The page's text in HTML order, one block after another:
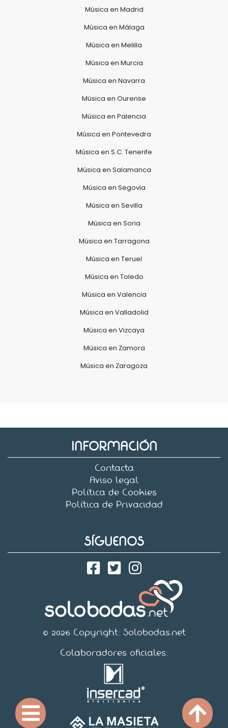
Música en Madrid
Música en Málaga
Música en Melilla
Música en Murcia
Música en Navarra
Música en Ourense
Música en Palencia
Música en Pontevedra
Música en S.C. Tenerife
Música en Salamanca
Música en Segovia
Música en Sevilla
Música en Soria
Música en Tarragona
Música en Teruel
Música en Toledo
Música en Valencia
Música en Valladolid
Música en Vizcaya
Música en Zamora
Música en Zaragoza
INFORMACIÓN
Contacta
Aviso legal
Política de Cookies
Política de Privacidad
SÍGUENOS
© 2026 Copyright: Solobodas.net
Colaboradores oficiales: